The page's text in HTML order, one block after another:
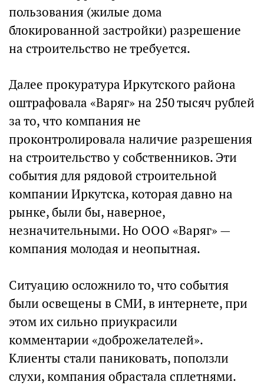
пользования (жилые дома
блокированной застройки) разрешение
на строительство не требуется.
Далее прокуратура Иркутского района
оштрафовала «Варяг» на 250 тысяч рублей
за то, что компания не
проконтролировала наличие разрешения
на строительство у собственников. Эти
события для рядовой строительной
компании Иркутска, которая давно на
рынке, были бы, наверное,
незначительными. Но ООО «Варяг» —
компания молодая и неопытная.
Ситуацию осложнило то, что события
были освещены в СМИ, в интернете, при
этом их сильно приукрасили
комментарии «доброжелателей».
Клиенты стали паниковать, поползли
слухи, компания обрастала сплетнями.